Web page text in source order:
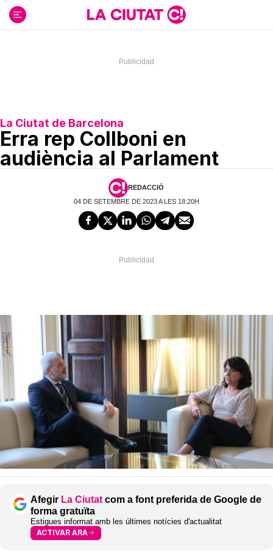
contenido
La Ciutat de Barcelona
Erra rep Collboni en
audiència al Parlament
REDACCIÓ
04 DE SETEMBRE DE 2023 A LES 18:20H
Afegir La Ciutat com a font preferida de Google de
forma gratuïta
Estigues informat amb les últimes notícies d'actualitat
ACTIVAR ARA